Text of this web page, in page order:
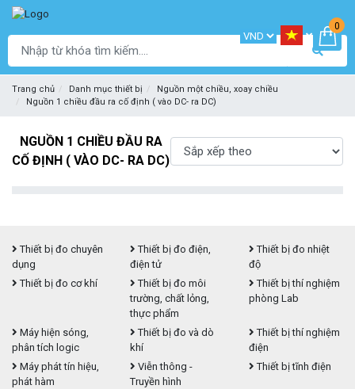
0
Trang chủ Danh mục thiết bị
Nguồn một chiều, xoay chiều
Nguồn 1 chiều đầu ra cố định ( vào DC- ra DC)
NGUỒN 1 CHIỀU ĐẦU RA
CỐ ĐỊNH ( VÀO DC- RA DC)
Thiết bị đo chuyên
dụng
Thiết bị đo điện,
điện tử
Thiết bị đo nhiệt
độ
Thiết bị đo cơ khí
Thiết bị đo môi
trường, chất lỏng,
thực phẩm
Thiết bị thí nghiệm
phòng Lab
Máy hiện sóng,
phân tích logic
Thiết bị đo và dò
khí
Thiết bị thí nghiệm
điện
Máy phát tín hiệu,
phát hàm
Viễn thông -
Truyền hình
Thiết bị tĩnh điện